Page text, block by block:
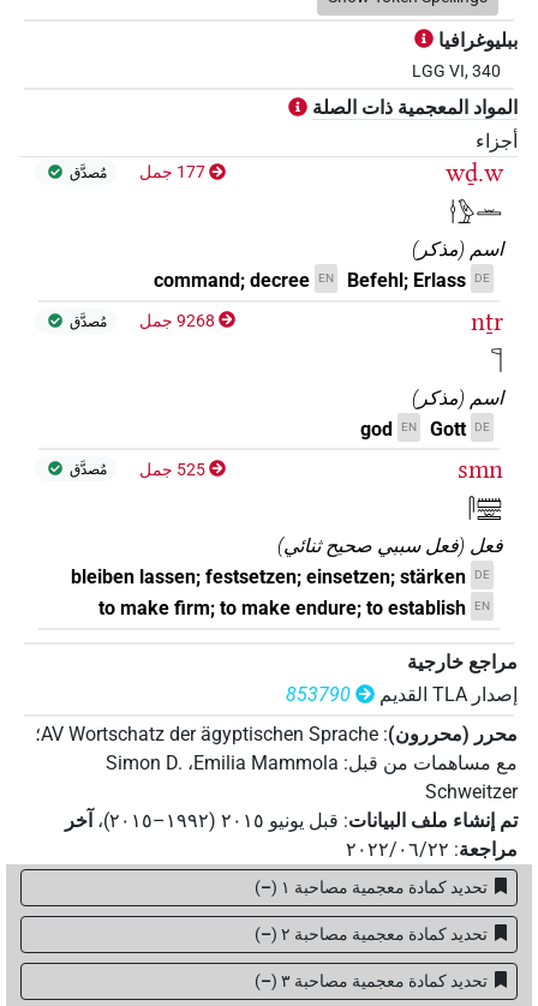
ببليوغرافيا
LGG VI, 340
المواد المعجمية ذات الصلة
أجزاء
wḏ.w
𓎗𓅱𓏛
177 جمل مُصدَّق
اسم (مذكر)
DE
Befehl; Erlass
EN
command; decree
nṯr
𓊹
9268 جمل مُصدَّق
اسم (مذكر)
DE
Gott
EN
god
smn
𓋴𓏠𓈖𓏛
525 جمل مُصدَّق
فعل (فعل سببي صحيح ثنائي)
DE
bleiben lassen; festsetzen; einsetzen; stärken
EN
to make firm; to make endure; to establish
مراجع خارجية
إصدار‏ ‏TLA‏ القديم
853790
محرر (محررون):
AV Wortschatz der ägyptischen Sprache؛
مع مساهمات من قبل:
Emilia Mammola، Simon D.
Schweitzer
تم إنشاء ملف البيانات: قبل يونيو ۲۰۱٥ (۱۹۹۲–۲۰۱٥) ، آخر
مراجعة: ٢٠٢٢/٠٦/٢٢
تحديد كمادة معجمية مصاحبة ١ –
)
تحديد كمادة معجمية مصاحبة ٢ –
)
تحديد كمادة معجمية مصاحبة ۳ –
)